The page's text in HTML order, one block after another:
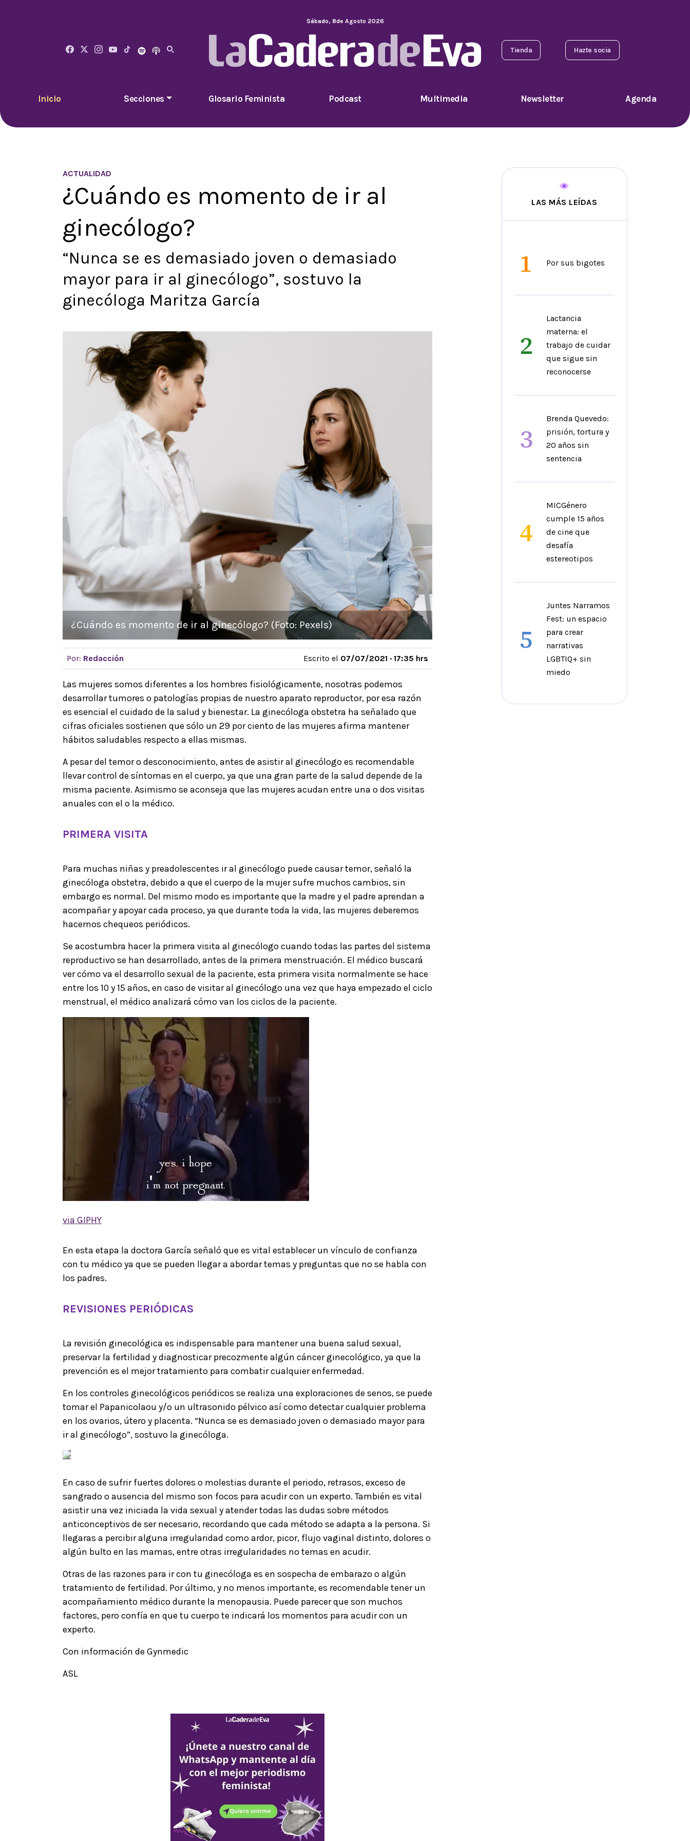
Sábado, 8de Agosto 2026
Tienda Hazte socia
Inicio Secciones Glosario Feminista Podcast Multimedia Newsletter Agenda
ACTUALIDAD
¿Cuándo es momento de ir al
ginecólogo?
“Nunca se es demasiado joven o demasiado
mayor para ir al ginecólogo”, sostuvo la
ginecóloga Maritza García
¿Cuándo es momento de ir al ginecólogo? (Foto: Pexels)
Por: Redacción Escrito el 07/07/2021 · 17:35 hrs
Las mujeres somos diferentes a los hombres fisiológicamente, nosotras podemos
desarrollar tumores o patologías propias de nuestro aparato reproductor, por esa razón
es esencial el cuidado de la salud y bienestar. La ginecóloga obstetra ha señalado que
cifras oficiales sostienen que sólo un 29 por ciento de las mujeres afirma mantener
hábitos saludables respecto a ellas mismas.
A pesar del temor o desconocimiento, antes de asistir al ginecólogo es recomendable
llevar control de síntomas en el cuerpo, ya que una gran parte de la salud depende de la
misma paciente. Asimismo se aconseja que las mujeres acudan entre una o dos visitas
anuales con el o la médico.
PRIMERA VISITA
Para muchas niñas y preadolescentes ir al ginecólogo puede causar temor, señaló la
ginecóloga obstetra, debido a que el cuerpo de la mujer sufre muchos cambios, sin
embargo es normal. Del mismo modo es importante que la madre y el padre aprendan a
acompañar y apoyar cada proceso, ya que durante toda la vida, las mujeres deberemos
hacernos chequeos periódicos.
Se acostumbra hacer la primera visita al ginecólogo cuando todas las partes del sistema
reproductivo se han desarrollado, antes de la primera menstruación. El médico buscará
ver cómo va el desarrollo sexual de la paciente, esta primera visita normalmente se hace
entre los 10 y 15 años, en caso de visitar al ginecólogo una vez que haya empezado el ciclo
menstrual, el médico analizará cómo van los ciclos de la paciente.
via GIPHY
En esta etapa la doctora García señaló que es vital establecer un vínculo de confianza
con tu médico ya que se pueden llegar a abordar temas y preguntas que no se habla con
los padres.
REVISIONES PERIÓDICAS
La revisión ginecológica es indispensable para mantener una buena salud sexual,
preservar la fertilidad y diagnosticar precozmente algún cáncer ginecológico, ya que la
prevención es el mejor tratamiento para combatir cualquier enfermedad.
En los controles ginecológicos periódicos se realiza una exploraciones de senos, se puede
tomar el Papanicolaou y/o un ultrasonido pélvico así como detectar cualquier problema
en los ovarios, útero y placenta. “Nunca se es demasiado joven o demasiado mayor para
ir al ginecólogo”, sostuvo la ginecóloga.
En caso de sufrir fuertes dolores o molestias durante el periodo, retrasos, exceso de
sangrado o ausencia del mismo son focos para acudir con un experto. También es vital
asistir una vez iniciada la vida sexual y atender todas las dudas sobre métodos
anticonceptivos de ser necesario, recordando que cada método se adapta a la persona. Si
llegaras a percibir alguna irregularidad como ardor, picor, flujo vaginal distinto, dolores o
algún bulto en las mamas, entre otras irregularidades no temas en acudir.
Otras de las razones para ir con tu ginecóloga es en sospecha de embarazo o algún
tratamiento de fertilidad. Por último, y no menos importante, es recomendable tener un
acompañamiento médico durante la menopausia. Puede parecer que son muchos
factores, pero confía en que tu cuerpo te indicará los momentos para acudir con un
experto.
Con información de Gynmedic
ASL
LAS MÁS LEÍDAS
1 Por sus bigotes
2
Lactancia
materna: el
trabajo de cuidar
que sigue sin
reconocerse
3
Brenda Quevedo:
prisión, tortura y
20 años sin
sentencia
4
MICGénero
cumple 15 años
de cine que
desafía
estereotipos
5
Juntes Narramos
Fest: un espacio
para crear
narrativas
LGBTIQ+ sin
miedo